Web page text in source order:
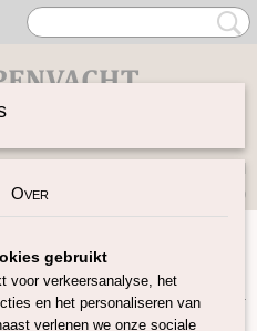
(0)
> Rain or Shine
Over
gebruikt
voor verkeersanalyse, het
en het personaliseren van
verlenen we onze sociale